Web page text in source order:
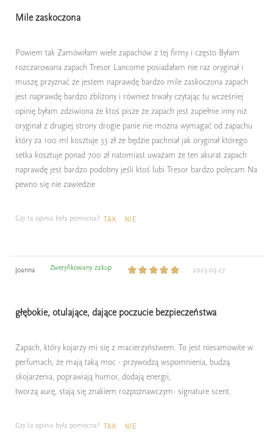
Mile zaskoczona
Powiem tak Zamówiłam wiele zapachów z tej firmy i często Byłam
rozczarowana zapach Tresor Lancome posiadałam nie raz oryginał i
muszę przyznać że jestem naprawdę bardzo mile zaskoczona zapach
jest naprawdę bardzo zbliżony i również trwały czytając tu wcześniej
opinię byłam zdziwiona że ktoś pisze że zapach jest zupełnie inny niż
oryginał z drugiej strony drogie panie nie można wymagać od zapachu
który za 100 ml kosztuje 33 zł że będzie pachniał jak oryginał którego
setka kosztuje ponad 700 zł natomiast uważam że ten akurat zapach
naprawdę jest bardzo podobny jeśli ktoś lubi Tresor bardzo polecam Na
pewno się nie zawiedzie
Czy ta opinia była pomocna? TAK NIE
Joanna Zweryfikowany zakup 2023-03-27
głębokie, otulające, dające poczucie bezpieczeństwa
Zapach, który kojarzy mi się z macierzyństwem. To jest niesamowite w
perfumach, że mają taką moc - przywodzą wspomnienia, budzą
skojarzenia, poprawiają humor, dodają energii,
tworzą aurę, stają się znakiem rozpoznawczym- signature scent.
Czy ta opinia była pomocna? TAK NIE